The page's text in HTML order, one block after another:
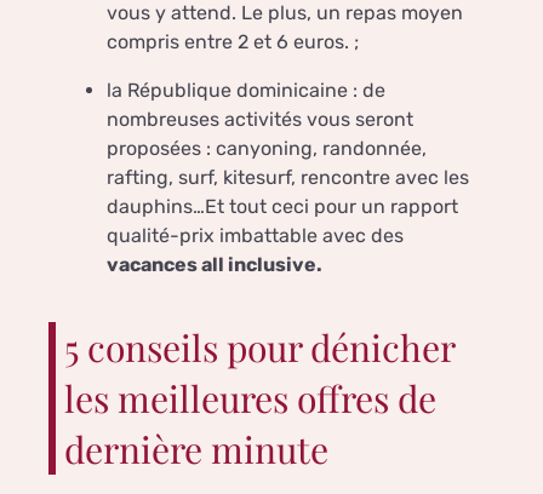
vous y attend. Le plus, un repas moyen
compris entre 2 et 6 euros. ;
la République dominicaine : de
nombreuses activités vous seront
proposées : canyoning, randonnée,
rafting, surf, kitesurf, rencontre avec les
dauphins…Et tout ceci pour un rapport
qualité-prix imbattable avec des
vacances all inclusive.
5 conseils pour dénicher
les meilleures offres de
dernière minute